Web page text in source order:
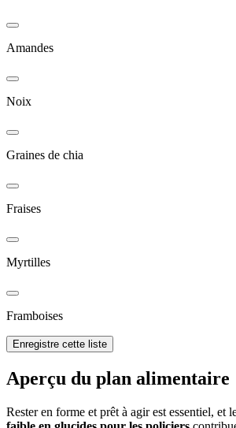
Amandes
Noix
Graines de chia
Fraises
Myrtilles
Framboises
Enregistre cette liste
Aperçu du plan alimentaire
Rester en forme et prêt à agir est essentiel, et